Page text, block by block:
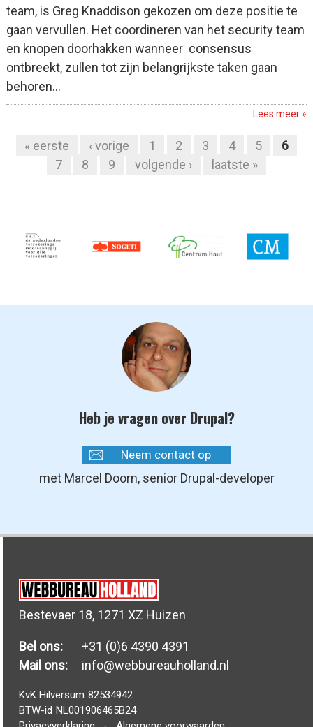
team, is Greg Knaddison gekozen om deze positie te
gaan vervullen. Het coordineren van het security team
en knopen doorhakken wanneer consensus
ontbreekt, zullen tot zijn belangrijkste taken gaan
behoren...
Lees meer »
Pagina's
« eerste ‹ vorige 1 2 3 4 5
6
7
8 9 volgende › laatste »
Heb je vragen over Drupal?
Neem contact op
met Marcel Doorn, senior Drupal-developer
Bestevaer 18, 1271 XZ Huizen
Bel ons:
+31 (0)6 4390 4391
Mail ons:
info@webbureauholland.nl
KvK Hilversum 82534942
BTW-id NL001906465B24